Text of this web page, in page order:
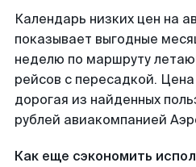
Календарь низких цен на
показывает выгодные
неделю по маршруту
рейсов с пересадкой.
дорогая из найденных
рублей авиакомпанией
Как еще сэкономить